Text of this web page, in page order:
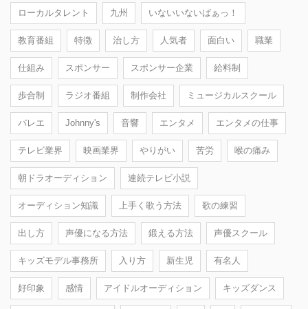
ローカルタレント 九州 いないいないばぁっ！
教育番組 特徴 治し方 人気者 面白い 職業
仕組み スポンサー スポンサー企業 給料制
歩合制 ラジオ番組 制作会社 ミュージカルスクール
バレエ Johnny's 音響 エンタメ エンタメの仕事
テレビ業界 映画業界 やりがい 苦労 喉の痛み
朝ドラオーディション 連続テレビ小説
オーディション知識 上手く歌う方法 歌の練習
出し方 声優になる方法 鍛える方法 声優スクール
キッズモデル事務所 入り方 新生児 有名人
好印象 感情 アイドルオーディション キッズダンス